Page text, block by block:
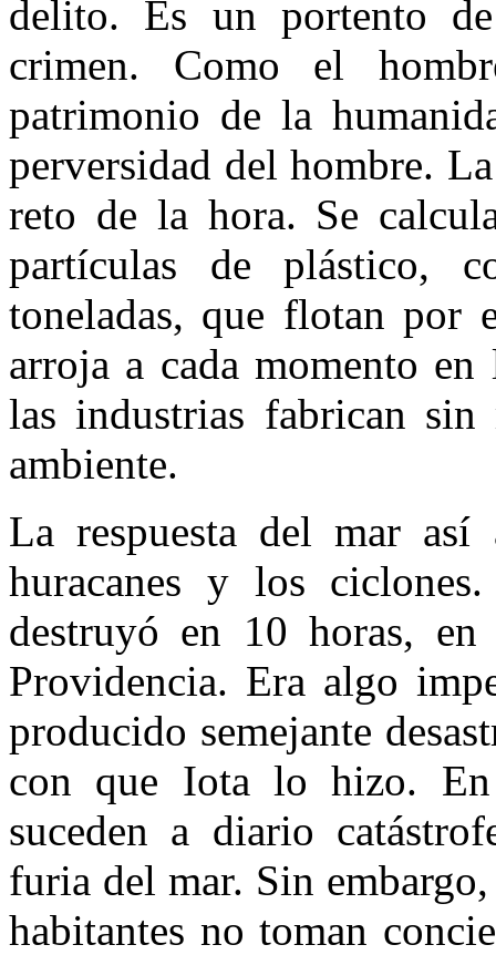
delito. Es un portento
crimen. Como el
patrimonio de la
perversidad del hombre.
reto de la hora. Se
partículas de plástico,
toneladas, que flotan por
arroja a cada momento
las industrias fabrican
ambiente.
La respuesta del mar así
huracanes y los
destruyó en 10 horas,
Providencia. Era algo
producido semejante
con que Iota lo hizo.
suceden a diario
furia del mar. Sin
habitantes no toman